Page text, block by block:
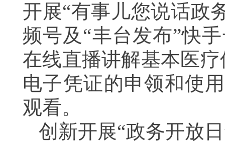
开展“有事儿您说话政
频号及“丰台发布”快
在线直播讲解基本医
电子凭证的申领和使
观看。
创新开展“政务开放